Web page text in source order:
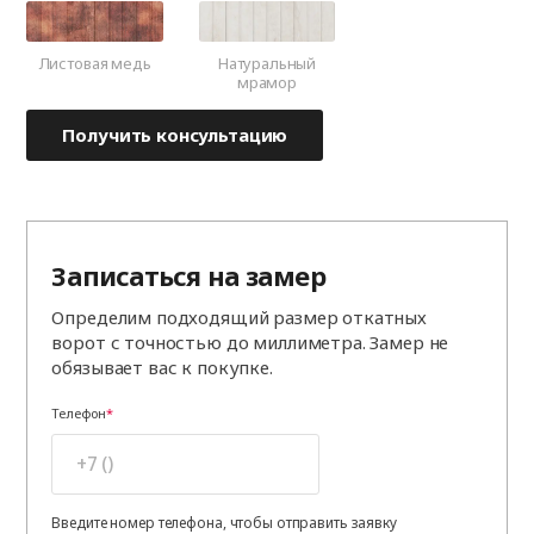
Листовая медь
Натуральный
мрамор
Получить консультацию
Записаться на замер
Определим подходящий размер откатных
ворот с точностью до миллиметра. Замер не
обязывает вас к покупке.
Телефон
Введите номер телефона, чтобы отправить заявку